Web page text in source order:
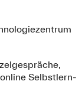
Selbstlern-